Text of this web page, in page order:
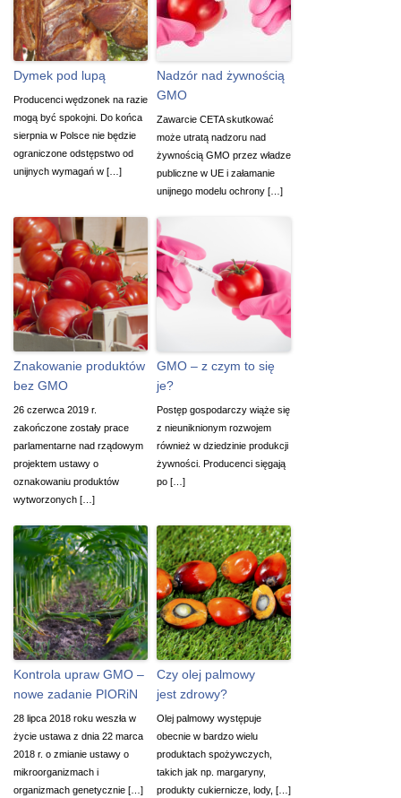
Dymek pod lupą
Producenci wędzonek na razie
mogą być spokojni. Do końca
sierpnia w Polsce nie będzie
ograniczone odstępstwo od
unijnych wymagań w […]
Nadzór nad żywnością
GMO
Zawarcie CETA skutkować
może utratą nadzoru nad
żywnością GMO przez władze
publiczne w UE i załamanie
unijnego modelu ochrony […]
Znakowanie produktów
bez GMO
26 czerwca 2019 r.
zakończone zostały prace
parlamentarne nad rządowym
projektem ustawy o
oznakowaniu produktów
wytworzonych […]
GMO – z czym to się
je?
Postęp gospodarczy wiąże się
z nieuniknionym rozwojem
również w dziedzinie produkcji
żywności. Producenci sięgają
po […]
Kontrola upraw GMO –
nowe zadanie PIORiN
28 lipca 2018 roku weszła w
życie ustawa z dnia 22 marca
2018 r. o zmianie ustawy o
mikroorganizmach i
organizmach genetycznie […]
Czy olej palmowy
jest zdrowy?
Olej palmowy występuje
obecnie w bardzo wielu
produktach spożywczych,
takich jak np. margaryny,
produkty cukiernicze, lody, […]